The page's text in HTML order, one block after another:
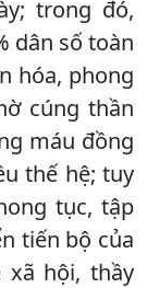
trong đó,
dân số toàn
hóa, phong
cúng thần
máu đồng
thế hệ; tuy
tục, tập
tiến bộ của
xã hội, thầy